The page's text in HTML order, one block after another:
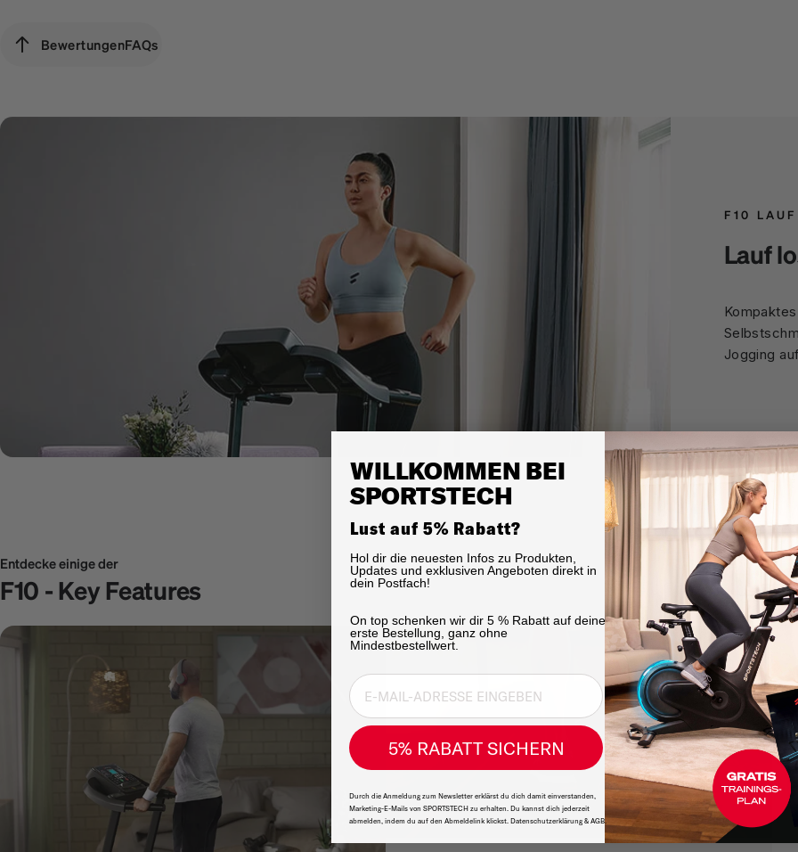
BewertungenFAQs
F10
Lauf
Jogging
Entdecke einige der
F10 - Key Features
WILLKOMMEN BEI
SPORTSTECH
Lust auf 5% Rabatt?
Hol dir die neuesten Infos zu Produkten,
Updates und exklusiven Angeboten direkt in
dein Postfach!
On top schenken wir dir 5 % Rabatt auf deine
erste Bestellung, ganz ohne
Mindestbestellwert.
5% RABATT SICHERN
Durch die Anmeldung zum Newsletter erklärst du dich damit einverstanden,
Marketing-E-Mails von SPORTSTECH zu erhalten. Du kannst dich jederzeit
abmelden, indem du auf den Abmeldelink klickst. Datenschutzerklärung & AGB.